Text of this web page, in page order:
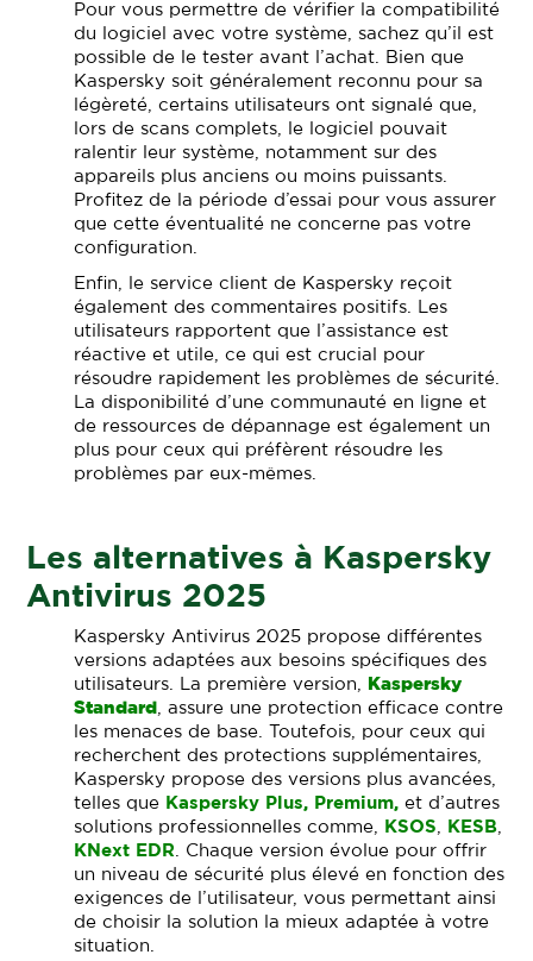
Pour vous permettre de vérifier la compatibilité
du logiciel avec votre système, sachez qu’il est
possible de le tester avant l’achat. Bien que
Kaspersky soit généralement reconnu pour sa
légèreté, certains utilisateurs ont signalé que,
lors de scans complets, le logiciel pouvait
ralentir leur système, notamment sur des
appareils plus anciens ou moins puissants.
Profitez de la période d’essai pour vous assurer
que cette éventualité ne concerne pas votre
configuration.
Enfin, le service client de Kaspersky reçoit
également des commentaires positifs. Les
utilisateurs rapportent que l’assistance est
réactive et utile, ce qui est crucial pour
résoudre rapidement les problèmes de sécurité.
La disponibilité d’une communauté en ligne et
de ressources de dépannage est également un
plus pour ceux qui préfèrent résoudre les
problèmes par eux-mêmes.
Les alternatives à Kaspersky
Antivirus 2025
Kaspersky Antivirus 2025 propose différentes
versions adaptées aux besoins spécifiques des
utilisateurs. La première version, Kaspersky
Standard , assure une protection efficace contre
les menaces de base. Toutefois, pour ceux qui
recherchent des protections supplémentaires,
Kaspersky propose des versions plus avancées,
telles que Kaspersky Plus, Premium, et d’autres
solutions professionnelles comme, KSOS, KESB,
KNext EDR. Chaque version évolue pour offrir
un niveau de sécurité plus élevé en fonction des
exigences de l’utilisateur, vous permettant ainsi
de choisir la solution la mieux adaptée à votre
situation.